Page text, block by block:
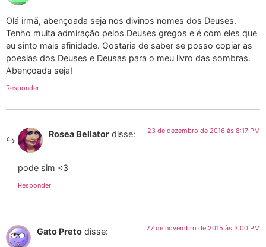
Olá irmã, abençoada seja nos divinos nomes dos Deuses.
Tenho muita admiração pelos Deuses gregos e é com eles que
eu sinto mais afinidade. Gostaria de saber se posso copiar as
poesias dos Deuses e Deusas para o meu livro das sombras.
Abençoada seja!
Responder
Rosea Bellator disse: 23 de dezembro de 2016 às 8:17 PM
pode sim <3
Responder
Gato Preto disse: 27 de novembro de 2015 às 3:00 PM